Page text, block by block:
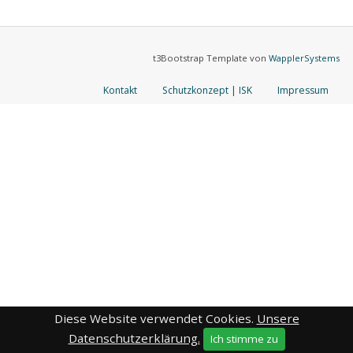
t3Bootstrap Template vonWapplerSystems
Kontakt Schutzkonzept | ISK Impressum
Diese Website verwendet Cookies. Unsere
Datenschutzerklärung.
Ich stimme zu